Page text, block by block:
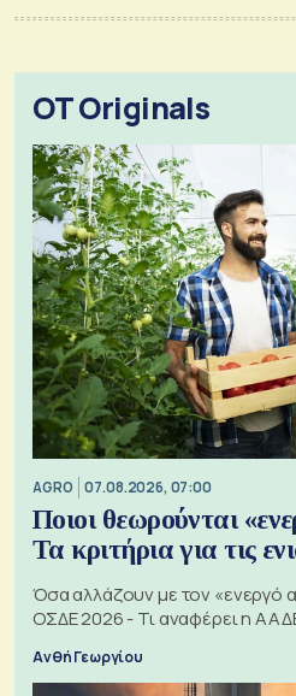
OT Originals
AGRO 07.08.2026, 07:00
Ποιοι θεωρούνται
Τα κριτήρια για τις
Όσα αλλάζουν με τον «ενεργό
ΟΣΔΕ 2026 - Τι αναφέρει η
Ανθή Γεωργίου